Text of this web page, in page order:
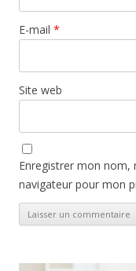
E-mail *
Site web
Enregistrer mon nom,
navigateur pour mon